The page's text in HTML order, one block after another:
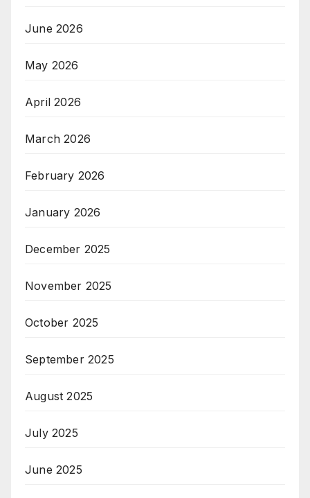
June 2026
May 2026
April 2026
March 2026
February 2026
January 2026
December 2025
November 2025
October 2025
September 2025
August 2025
July 2025
June 2025